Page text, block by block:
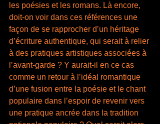
les poésies et les romans. Là encore,
doit-on voir dans ces références une
façon de se rapprocher d’un héritage
d’écriture authentique, qui serait à relier
à des pratiques artistiques associées à
l’avant-garde ? Y aurait-il en ce cas
comme un retour à l’idéal romantique
d’une fusion entre la poésie et le chant
populaire dans l’espoir de revenir vers
une pratique ancrée dans la tradition